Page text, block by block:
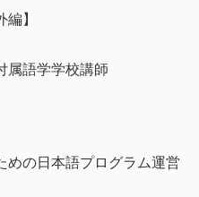
】
属語学学校講師
めの日本語プログラム運営